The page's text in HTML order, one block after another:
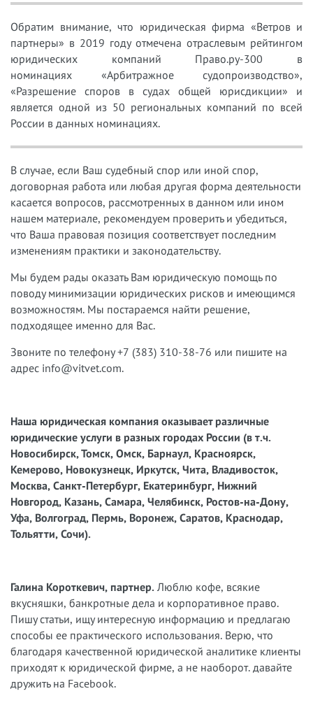
Обратим внимание, что юридическая фирма «Ветров и
партнеры» в 2019 году отмечена отраслевым рейтингом
юридических компаний Право.ру-300 в
номинациях «Арбитражное судопроизводство»,
«Разрешение споров в судах общей юрисдикции» и
является одной из 50 региональных компаний по всей
России в данных номинациях.
В случае, если Ваш судебный спор или иной спор,
договорная работа или любая другая форма деятельности
касается вопросов, рассмотренных в данном или ином
нашем материале, рекомендуем проверить и убедиться,
что Ваша правовая позиция соответствует последним
изменениям практики и законодательству.
Мы будем рады оказать Вам юридическую помощь по
поводу минимизации юридических рисков и имеющимся
возможностям. Мы постараемся найти решение,
подходящее именно для Вас.
Звоните по телефону +7 (383) 310-38-76 или пишите на
адрес info@vitvet.com.
Наша юридическая компания оказывает различные
юридические услуги в разных городах России (в т.ч.
Новосибирск, Томск, Омск, Барнаул, Красноярск,
Кемерово, Новокузнецк, Иркутск, Чита, Владивосток,
Москва, Санкт-Петербург, Екатеринбург, Нижний
Новгород, Казань, Самара, Челябинск, Ростов-на-Дону,
Уфа, Волгоград, Пермь, Воронеж, Саратов, Краснодар,
Тольятти, Сочи).
Галина Короткевич, партнер. Люблю кофе, всякие
вкусняшки, банкротные дела и корпоративное право.
Пишу статьи, ищу интересную информацию и предлагаю
способы ее практического использования. Верю, что
благодаря качественной юридической аналитике клиенты
приходят к юридической фирме, а не наоборот. давайте
дружить на Facebook.